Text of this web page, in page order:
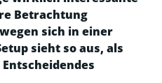
Betrachtung
sich in einer
sieht so aus, als